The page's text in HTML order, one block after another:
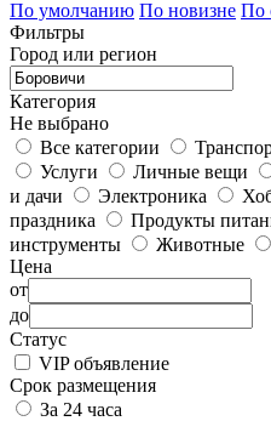
По умолчанию По новизне По
Фильтры
Город или регион
Категория
Не выбрано
Все категории
Услуги
Личные вещи
и дачи
Электроника
праздника
Продукты
инструменты
Животные
Цена
от
до
Статус
VIP объявление
Срок размещения
За 24 часа